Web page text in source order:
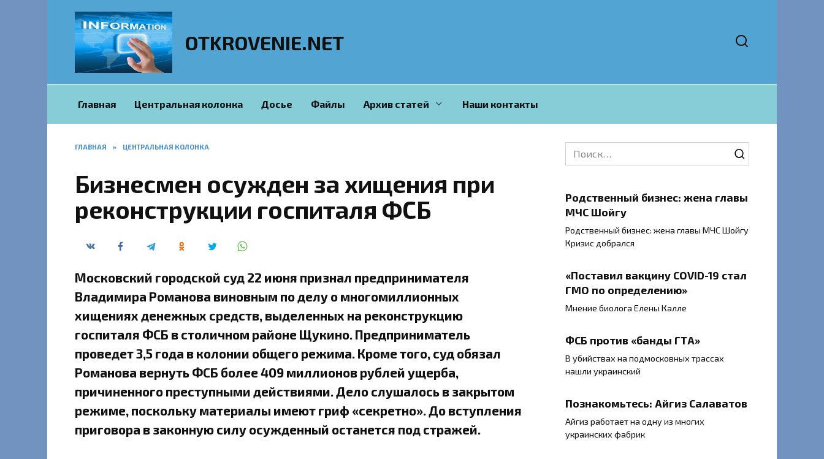
OTKROVENIE.NET
Главная Центральная колонка Досье Файлы Архив статей Наши контакты
ГЛАВНАЯ » ЦЕНТРАЛЬНАЯ КОЛОНКА
Бизнесмен осужден за хищения при
реконструкции госпиталя ФСБ
Московский городской суд 22 июня признал предпринимателя
Владимира Романова виновным по делу о многомиллионных
хищениях денежных средств, выделенных на реконструкцию
госпиталя ФСБ в столичном районе Щукино. Предприниматель
проведет 3,5 года в колонии общего режима. Кроме того, суд обязал
Романова вернуть ФСБ более 409 миллионов рублей ущерба,
причиненного преступными действиями. Дело слушалось в закрытом
режиме, поскольку материалы имеют гриф «секретно». До вступления
приговора в законную силу осужденный останется под стражей.
Search
for:
Родственный бизнес: жена главы
МЧС Шойгу
Родственный бизнес: жена главы МЧС Шойгу
Кризис добрался
«Поставил вакцину COVID-19 стал
ГМО по определению»
Мнение биолога Елены Калле
ФСБ против «банды ГТА»
В убийствах на подмосковных трассах
нашли украинский
Познакомьтесь: Айгиз Салаватов
Айгиз работает на одну из многих
украинских фабрик